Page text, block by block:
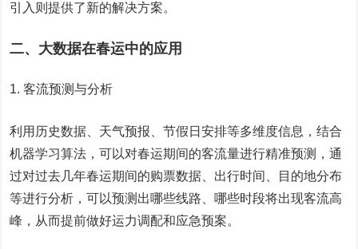
引入则提供了新的解决方案。
二、大数据在春运中的应用
1. 客流预测与分析
利用历史数据、天气预报、节假日安排等多维度信息，结合
机器学习算法，可以对春运期间的客流量进行精准预测，通
过对过去几年春运期间的购票数据、出行时间、目的地分布
等进行分析，可以预测出哪些线路、哪些时段将出现客流高
峰，从而提前做好运力调配和应急预案。